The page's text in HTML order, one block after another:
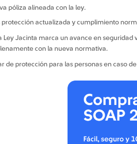
póliza alineada con la ley.
actualizada y cumplimiento
Ley Jacinta marca un avance en
con la nueva normativa.
de protección para las personas en caso